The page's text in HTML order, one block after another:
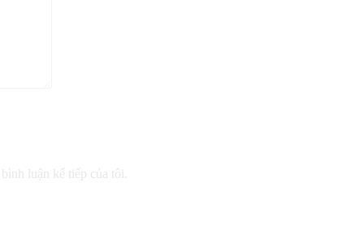
luận kế tiếp của tôi.